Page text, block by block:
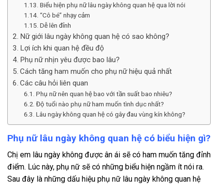
Biểu hiện phụ nữ lâu ngày không quan hệ qua lời nói
“Cô bé” nhạy cảm
Dễ lên đỉnh
Nữ giới lâu ngày không quan hệ có sao không?
Lợi ích khi quan hệ đều độ
Phụ nữ nhịn yêu được bao lâu?
Cách tăng ham muốn cho phụ nữ hiệu quả nhất
Các câu hỏi liên quan
Phụ nữ nên quan hệ bao với tần suất bao nhiêu?
Độ tuổi nào phụ nữ ham muốn tình dục nhất?
Lâu ngày không quan hệ có gây đau vùng kín không?
Phụ nữ lâu ngày không quan hệ có biểu hiện gì?
Chị em lâu ngày không được ân ái sẽ có ham muốn tăng đỉnh
điểm. Lúc này, phụ nữ sẽ có những biểu hiện ngầm ít nói ra.
Sau đây là những dấu hiệu phụ nữ lâu ngày không quan hệ